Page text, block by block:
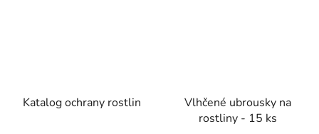
Katalog ochrany rostlin
Vlhčené ubrousky na
rostliny - 15 ks